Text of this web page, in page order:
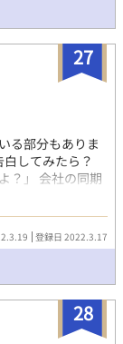
ぱい食べる君が
胸キュンBL。
27
る部分もありま
白してみたら？
？」 会社の同期
思いの相手と病
耐えきれなくな
子見にきてくれ
っかけだった。
も諦められなか
したよ。大学生
たよ。でも俺は
病気を発病して
登録日 2022.3.17
28